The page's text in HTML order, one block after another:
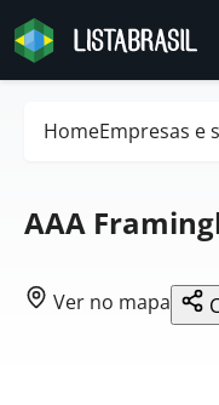
HomeEmpresas e
AAA
Ver no mapa